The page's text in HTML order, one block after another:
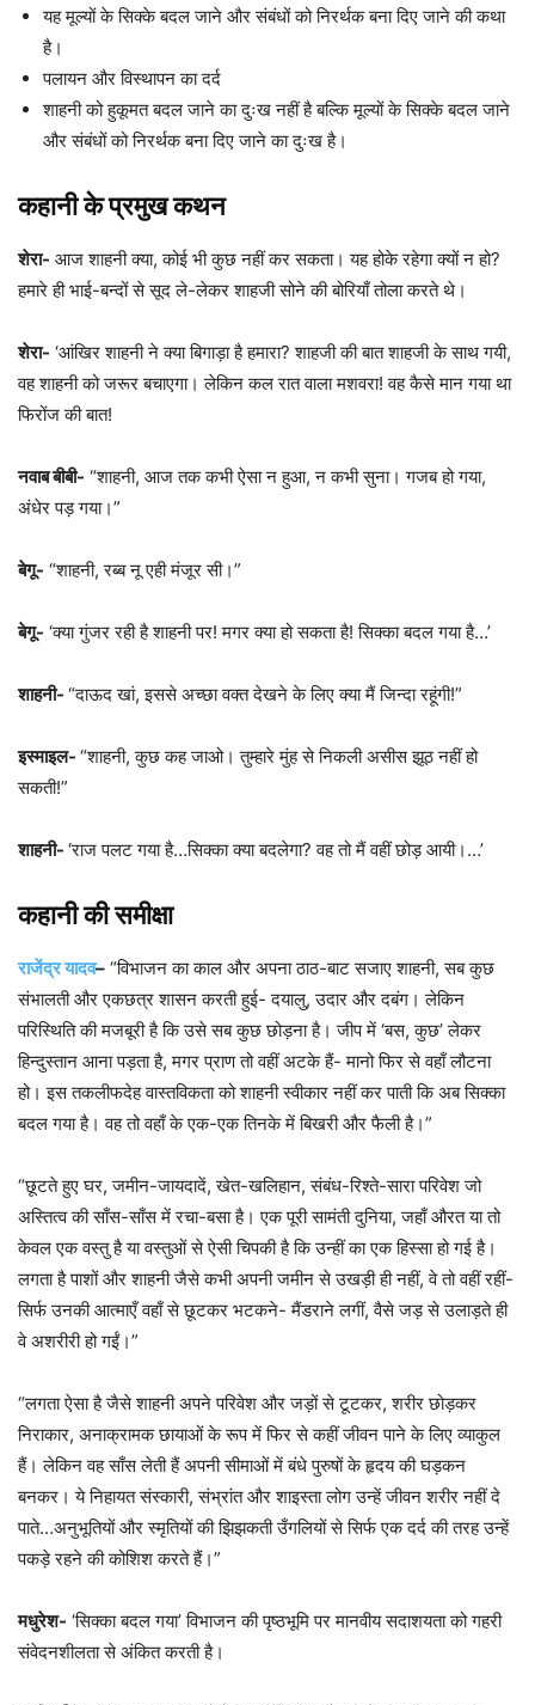
यह मूल्यों के सिक्के बदल जाने और संबंधों को निरर्थक बना दिए जाने की कथा
है।
पलायन और विस्थापन का दर्द
शाहनी को हुकूमत बदल जाने का दुःख नहीं है बल्कि मूल्यों के सिक्के बदल जाने
और संबंधों को निरर्थक बना दिए जाने का दुःख है।
कहानी के प्रमुख कथन
शेरा- आज शाहनी क्या, कोई भी कुछ नहीं कर सकता। यह होके रहेगा क्यों न हो?
हमारे ही भाई-बन्दों से सूद ले-लेकर शाहजी सोने की बोरियाँ तोला करते थे।
शेरा- ‘आंखिर शाहनी ने क्या बिगाड़ा है हमारा? शाहजी की बात शाहजी के साथ गयी,
वह शाहनी को जरूर बचाएगा। लेकिन कल रात वाला मशवरा! वह कैसे मान गया था
फिरोंज की बात!
नवाब बीबी- “शाहनी, आज तक कभी ऐसा न हुआ, न कभी सुना। गजब हो गया,
अंधेर पड़ गया।”
बेगू- “शाहनी, रब्ब नू एही मंजूर सी।”
बेगू- ‘क्या गुंजर रही है शाहनी पर! मगर क्या हो सकता है! सिक्का बदल गया है…’
शाहनी- “दाऊद खां, इससे अच्छा वक्त देखने के लिए क्या मैं जिन्दा रहूंगी!”
इस्माइल- “शाहनी, कुछ कह जाओ। तुम्हारे मुंह से निकली असीस झूठ नहीं हो
सकती!”
शाहनी- ‘राज पलट गया है…सिक्का क्या बदलेगा? वह तो मैं वहीं छोड़ आयी।…’
कहानी की समीक्षा
राजेंद्र यादव– “विभाजन का काल और अपना ठाठ-बाट सजाए शाहनी, सब कुछ
संभालती और एकछत्र शासन करती हुई- दयालु, उदार और दबंग। लेकिन
परिस्थिति की मजबूरी है कि उसे सब कुछ छोड़ना है। जीप में ‘बस, कुछ’ लेकर
हिन्दुस्तान आना पड़ता है, मगर प्राण तो वहीं अटके हैं- मानो फिर से वहाँ लौटना
हो। इस तकलीफदेह वास्तविकता को शाहनी स्वीकार नहीं कर पाती कि अब सिक्का
बदल गया है। वह तो वहाँ के एक-एक तिनके में बिखरी और फैली है।”
“छूटते हुए घर, जमीन-जायदादें, खेत-खलिहान, संबंध-रिश्ते-सारा परिवेश जो
अस्तित्व की साँस-साँस में रचा-बसा है। एक पूरी सामंती दुनिया, जहाँ औरत या तो
केवल एक वस्तु है या वस्तुओं से ऐसी चिपकी है कि उन्हीं का एक हिस्सा हो गई है।
लगता है पाशों और शाहनी जैसे कभी अपनी जमीन से उखड़ी ही नहीं, वे तो वहीं रहीं-
सिर्फ उनकी आत्माएँ वहाँ से छूटकर भटकने- मैंडराने लगीं, वैसे जड़ से उलाड़ते ही
वे अशरीरी हो गईं।”
“लगता ऐसा है जैसे शाहनी अपने परिवेश और जड़ों से टूटकर, शरीर छोड़कर
निराकार, अनाक्रामक छायाओं के रूप में फिर से कहीं जीवन पाने के लिए व्याकुल
हैं। लेकिन वह साँस लेती हैं अपनी सीमाओं में बंधे पुरुषों के हृदय की घड़कन
बनकर। ये निहायत संस्कारी, संभ्रांत और शाइस्ता लोग उन्हें जीवन शरीर नहीं दे
पाते…अनुभूतियों और स्मृतियों की झिझकती उँगलियों से सिर्फ एक दर्द की तरह उन्हें
पकड़े रहने की कोशिश करते हैं।”
मधुरेश- ‘सिक्का बदल गया’ विभाजन की पृष्ठभूमि पर मानवीय सदाशयता को गहरी
संवेदनशीलता से अंकित करती है।